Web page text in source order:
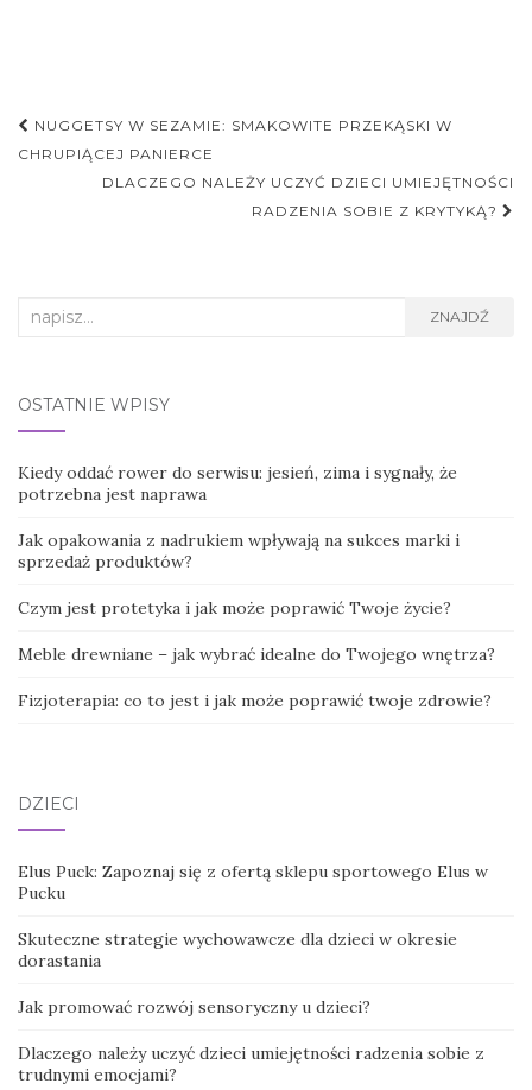
Nawigacja
postu
NUGGETSY W SEZAMIE: SMAKOWITE PRZEKĄSKI W
CHRUPIĄCEJ PANIERCE
DLACZEGO NALEŻY UCZYĆ DZIECI UMIEJĘTNOŚCI
RADZENIA SOBIE Z KRYTYKĄ?
Search
ZNAJDŹ
OSTATNIE WPISY
Kiedy oddać rower do serwisu: jesień, zima i sygnały, że
potrzebna jest naprawa
Jak opakowania z nadrukiem wpływają na sukces marki i
sprzedaż produktów?
Czym jest protetyka i jak może poprawić Twoje życie?
Meble drewniane – jak wybrać idealne do Twojego wnętrza?
Fizjoterapia: co to jest i jak może poprawić twoje zdrowie?
DZIECI
Elus Puck: Zapoznaj się z ofertą sklepu sportowego Elus w
Pucku
Skuteczne strategie wychowawcze dla dzieci w okresie
dorastania
Jak promować rozwój sensoryczny u dzieci?
Dlaczego należy uczyć dzieci umiejętności radzenia sobie z
trudnymi emocjami?